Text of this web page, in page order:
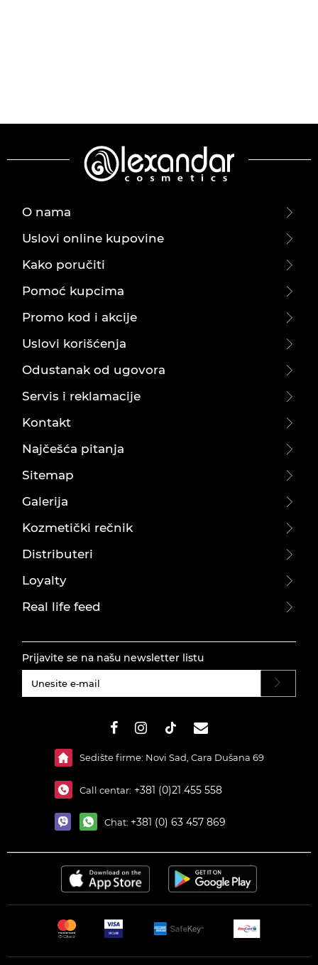
O nama
Uslovi online kupovine
Kako poručiti
Pomoć kupcima
Promo kod i akcije
Uslovi korišćenja
Odustanak od ugovora
Servis i reklamacije
Kontakt
Najčešća pitanja
Sitemap
Galerija
Kozmetički rečnik
Distributeri
Loyalty
Real life feed
Prijavite se na našu newsletter listu
Sedište firme: Novi Sad, Cara Dušana 69
Call centar: +381 (0)21 455 558
Chat: +381 (0) 63 457 869